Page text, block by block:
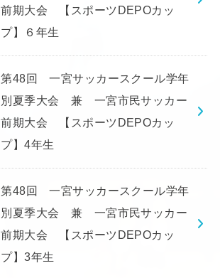
前期大会 【スポーツDEPOカッ
プ】６年生
第48回 一宮サッカースクール学年
別夏季大会 兼 一宮市民サッカー
前期大会 【スポーツDEPOカッ
プ】4年生
第48回 一宮サッカースクール学年
別夏季大会 兼 一宮市民サッカー
前期大会 【スポーツDEPOカッ
プ】3年生